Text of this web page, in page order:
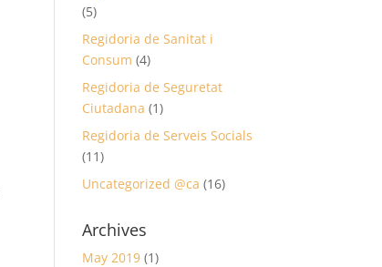
(5)
Regidoria de Sanitat i
Consum (4)
Regidoria de Seguretat
Ciutadana (1)
Regidoria de Serveis Socials
(11)
Uncategorized @ca (16)
Archives
May 2019 (1)